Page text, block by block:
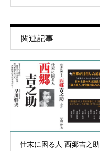
関連記事
仕末に困る人 西郷吉之助